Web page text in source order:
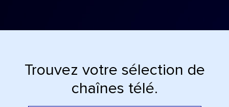
Trouvez votre sélection de
chaînes télé.